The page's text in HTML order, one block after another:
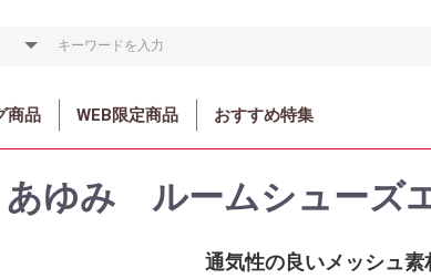
商品 WEB限定商品 おすすめ特集
あゆみ ルームシューズ
通気性の良いメッシュ